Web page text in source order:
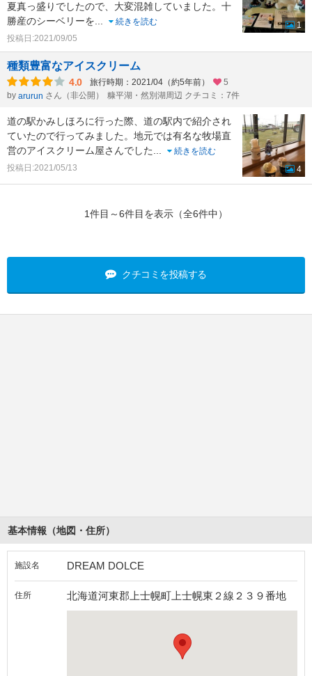
夏真っ盛りでしたので、大変混雑していました。十
勝産のシーベリーを...
続きを読む
投稿日:2021/09/05
1
種類豊富なアイスクリーム
4.0 旅行時期：2021/04（約5年前）
5
by arurun さん（非公開） 糠平湖・然別湖周辺 クチコミ：7件
道の駅かみしほろに行った際、道の駅内で紹介され
ていたので行ってみました。地元では有名な牧場直
営のアイスクリーム屋さんでした...
続きを読む
投稿日:2021/05/13
4
1件目～6件目を表示（全6件中）
クチコミを投稿する
基本情報（地図・住所）
施設名 DREAM DOLCE
住所 北海道河東郡上士幌町上士幌東２線２３９番地